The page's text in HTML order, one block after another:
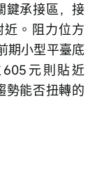
鍵承接區，接
。阻力位方
期小型平臺底
元則貼近
勢能否扭轉的